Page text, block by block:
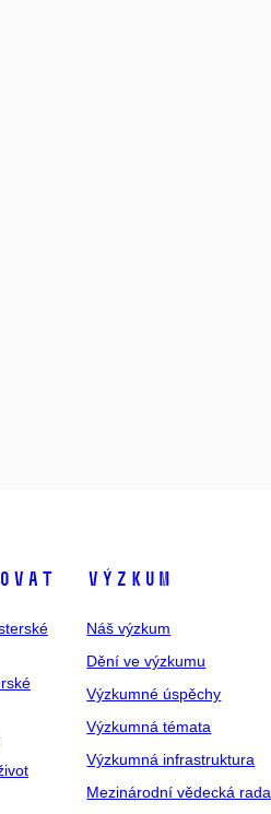
Výzkum
Náš výzkum
Dění ve výzkumu
Výzkumné úspěchy
Výzkumná témata
Výzkumná infrastruktura
Mezinárodní vědecká rada